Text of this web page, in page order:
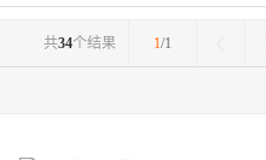
1/1
共34个结果